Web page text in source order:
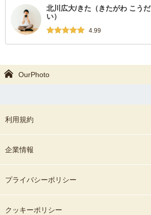
北川広大/きた（きたがわ こうだ
い）
4.99
OurPhoto
利用規約
企業情報
プライバシーポリシー
クッキーポリシー